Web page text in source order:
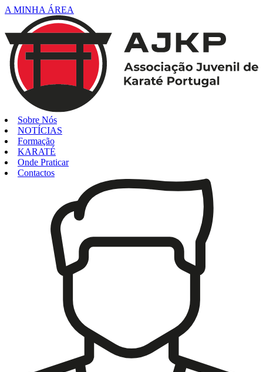
A MINHA ÁREA
Sobre Nós
NOTÍCIAS
Formação
KARATÉ
Onde Praticar
Contactos